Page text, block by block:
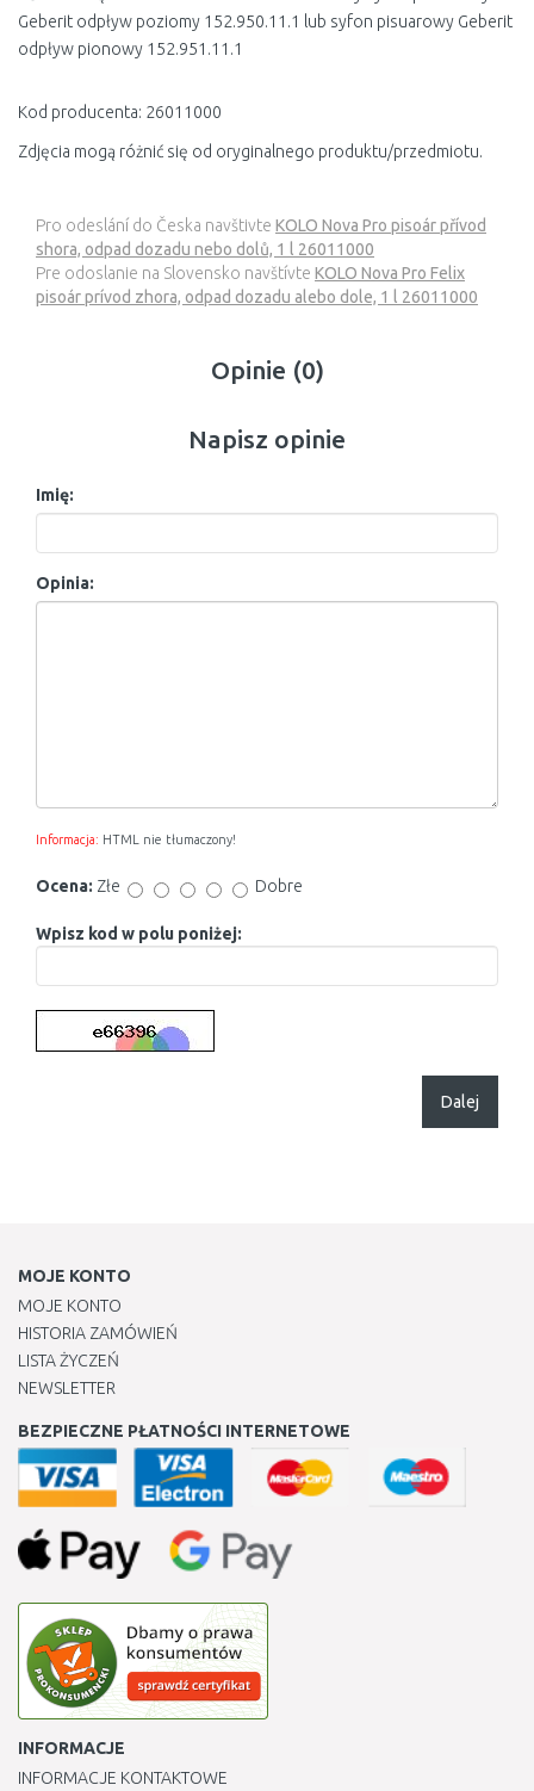
Geberit odpływ poziomy 152.950.11.1 lub syfon pisuarowy Geberit
odpływ pionowy 152.951.11.1
Kod producenta: 26011000
Zdjęcia mogą różnić się od oryginalnego produktu/przedmiotu.
Pro odeslání do Česka navštivte KOLO Nova Pro pisoár přívod
shora, odpad dozadu nebo dolů, 1 l 26011000
Pre odoslanie na Slovensko navštívte KOLO Nova Pro Felix
pisoár prívod zhora, odpad dozadu alebo dole, 1 l 26011000
Opinie (0)
Napisz opinie
Imię:
Opinia:
Informacja: HTML nie tłumaczony!
Ocena: Złe Dobre
Wpisz kod w polu poniżej:
Dalej
MOJE KONTO
MOJE KONTO
HISTORIA ZAMÓWIEŃ
LISTA ŻYCZEŃ
NEWSLETTER
BEZPIECZNE PŁATNOŚCI INTERNETOWE
INFORMACJE
INFORMACJE KONTAKTOWE